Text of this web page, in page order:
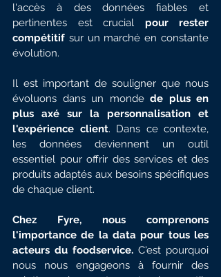
l'accès à des données fiables et
pertinentes est crucial pour rester
compétitif sur un marché en constante
évolution.
Il est important de souligner que nous
évoluons dans un monde de plus en
plus axé sur la personnalisation et
l'expérience client. Dans ce contexte,
les données deviennent un outil
essentiel pour offrir des services et des
produits adaptés aux besoins spécifiques
de chaque client.
Chez Fyre, nous comprenons
l'importance de la data pour tous les
acteurs du foodservice. C'est pourquoi
nous nous engageons à fournir des